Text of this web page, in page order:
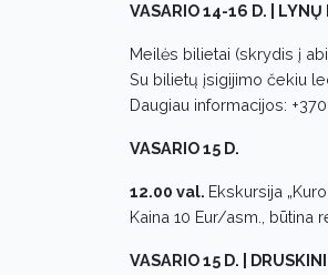
VASARIO 14-16 D. |
Meilės bilietai (skrydis į
Su bilietų įsigijimo čekiu
Daugiau informacijos:
VASARIO 15 D.
12.00 val. Ekskursija
Kaina 10 Eur/asm., būtina
VASARIO 15 D. |